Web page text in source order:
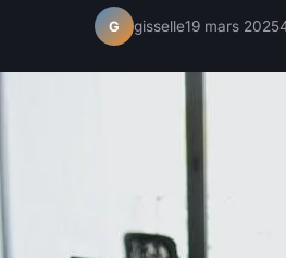
G gisselle19 mars 2025